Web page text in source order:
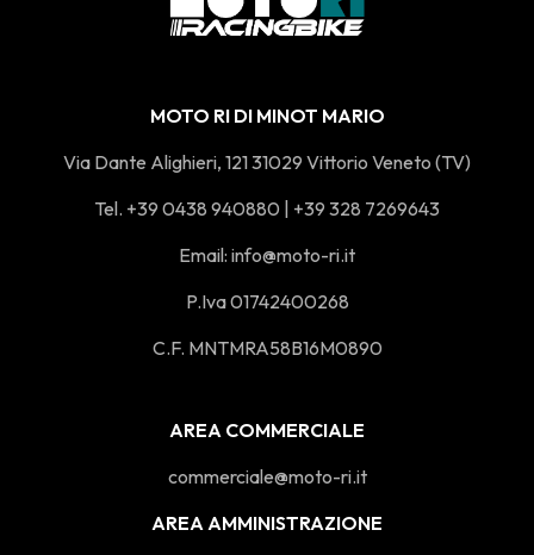
MOTO RI DI MINOT MARIO
Via Dante Alighieri, 121 31029 Vittorio Veneto (TV)
Tel. +39 0438 940880 | +39 328 7269643
Email: info@moto-ri.it
P.Iva 01742400268
C.F. MNTMRA58B16M0890
AREA COMMERCIALE
commerciale@moto-ri.it
AREA AMMINISTRAZIONE